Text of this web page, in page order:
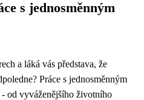
s jednosměnným
a láká vás představa, že
Práce s jednosměnným
od vyváženějšího životního